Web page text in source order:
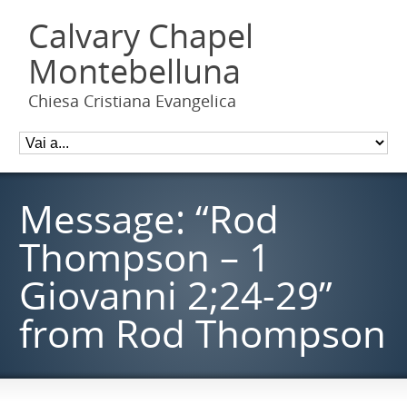
Calvary Chapel
Montebelluna
Chiesa Cristiana Evangelica
Message: “Rod
Thompson – 1
Giovanni 2;24-29”
from Rod Thompson